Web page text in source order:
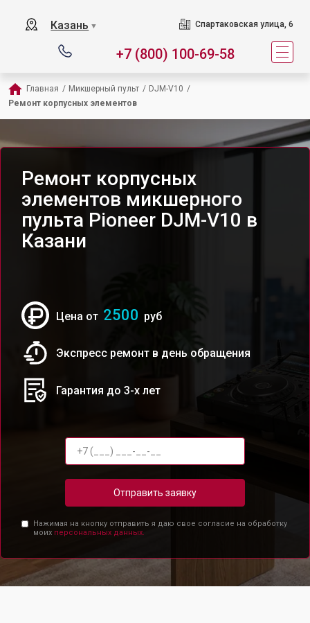
Казань ▼ Спартаковская улица, 6
+7 (800) 100-69-58
Главная / Микшерный пульт / DJM-V10 /
Ремонт корпусных элементов
Ремонт корпусных
элементов микшерного
пульта Pioneer DJM-V10 в
Казани
Цена от 2500 руб
Экспресс ремонт в день обращения
Гарантия до 3-х лет
Отправить заявку
Нажимая на кнопку отправить я даю свое согласие на обработку
моих персональных данных.